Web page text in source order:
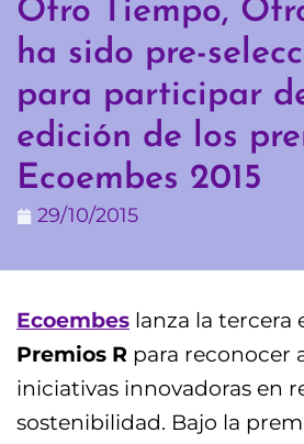
Otro Tiempo,
ha sido pre-
para participar
edición de los
Ecoembes 2015
29/10/2015
Ecoembes lanza la tercera
Premios R para reconocer
iniciativas innovadoras en
sostenibilidad. Bajo la